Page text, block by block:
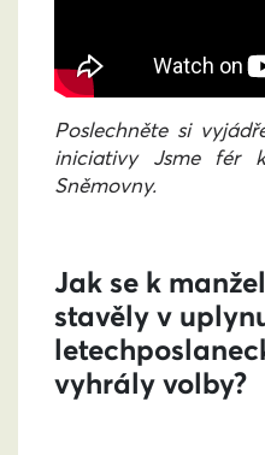
Poslechněte si
iniciativy Jsme fér
Sněmovny.
Jak se k
stavěly v
vyhrály volby?